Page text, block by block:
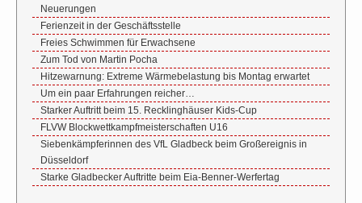
Neuerungen
Ferienzeit in der Geschäftsstelle
Freies Schwimmen für Erwachsene
Zum Tod von Martin Pocha
Hitzewarnung: Extreme Wärmebelastung bis Montag erwartet
Um ein paar Erfahrungen reicher…
Starker Auftritt beim 15. Recklinghäuser Kids-Cup
FLVW Blockwettkampfmeisterschaften U16
Siebenkämpferinnen des VfL Gladbeck beim Großereignis in
Düsseldorf
Starke Gladbecker Auftritte beim Eia-Benner-Werfertag